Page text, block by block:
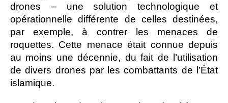
drones – une solution technologique et
opérationnelle différente de celles destinées,
par exemple, à contrer les menaces de
roquettes. Cette menace était connue depuis
au moins une décennie, du fait de l’utilisation
de divers drones par les combattants de l’État
islamique.